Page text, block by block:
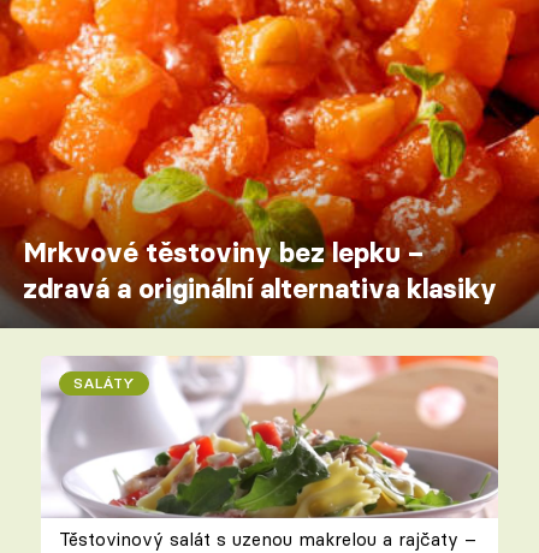
Mrkvové těstoviny bez lepku –
zdravá a originální alternativa klasiky
SALÁTY
Těstovinový salát s uzenou makrelou a rajčaty –